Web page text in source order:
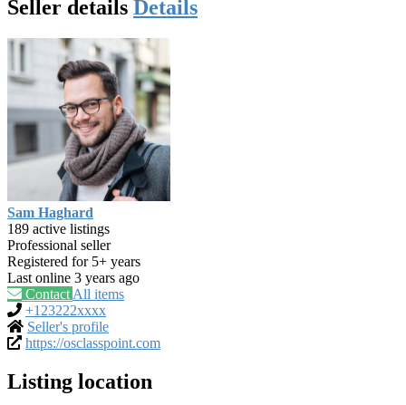
Seller details Details
Sam Haghard
189 active listings
Professional seller
Registered for 5+ years
Last online 3 years ago
Contact All items
+123222xxxx
Seller's profile
https://osclasspoint.com
Listing location